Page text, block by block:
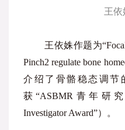
王依
王依姝作题为
Pinch2 regulate bone
介绍了骨骼稳态调节
获“ASBMR青年研
Investigator Award”）。